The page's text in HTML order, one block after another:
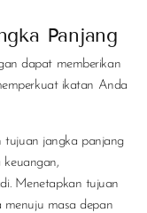
Panjang
dapat memberikan
ikatan Anda
tujuan jangka panjang
keuangan,
Menetapkan tujuan
masa depan